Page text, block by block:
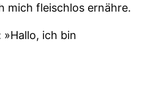
mich fleischlos ernähre.
»Hallo, ich bin